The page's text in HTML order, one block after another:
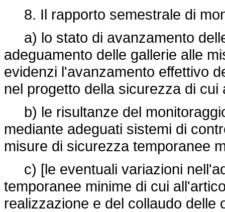
8. Il rapporto semestrale di
a) lo stato di avanzamento
adeguamento delle gallerie alle
evidenzi l'avanzamento effettivo
nel progetto della sicurezza di
b) le risultanze del
mediante adeguati sistemi di
misure di sicurezza temporanee
c) [le eventuali variazioni
temporanee minime di cui
realizzazione e del collaudo delle